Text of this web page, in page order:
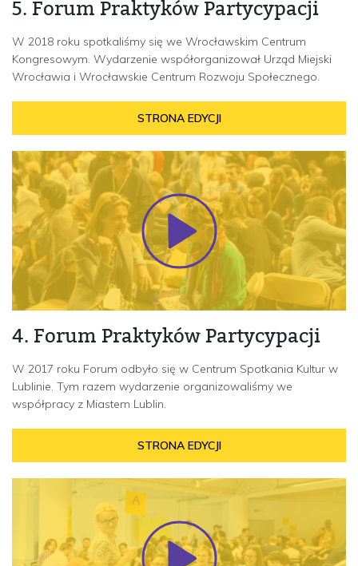
5. Forum Praktyków Partycypacji
W 2018 roku spotkaliśmy się we Wrocławskim Centrum
Kongresowym. Wydarzenie współorganizował Urząd Miejski
Wrocławia i Wrocławskie Centrum Rozwoju Społecznego.
STRONA EDYCJI
4. Forum Praktyków Partycypacji
W 2017 roku Forum odbyło się w Centrum Spotkania Kultur w
Lublinie. Tym razem wydarzenie organizowaliśmy we
współpracy z Miastem Lublin.
STRONA EDYCJI